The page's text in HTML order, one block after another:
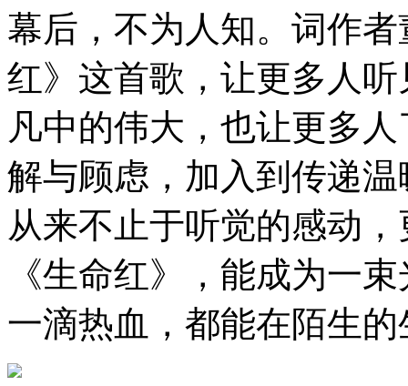
幕后，不为人知。词作
红》这首歌，让更多人
凡中的伟大，也让更多
解与顾虑，加入到传递
从来不止于听觉的感动
《生命红》，能成为一
一滴热血，都能在陌生